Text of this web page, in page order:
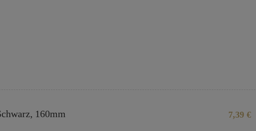
160mm 7,39 €